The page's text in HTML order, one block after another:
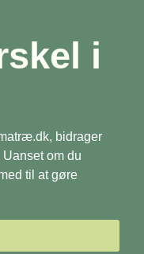
i
bidrager
om du
til at gøre